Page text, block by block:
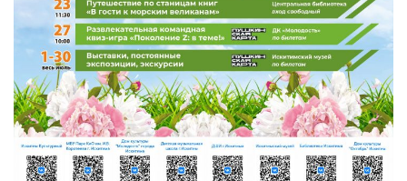
МБУК «Централизованная библиотечная система»
ДК «Россия»
Афиша
Независимая оценка качества
Контакты